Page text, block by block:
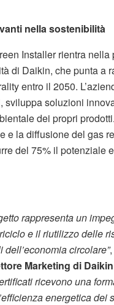
nella sostenibilità
Installer rientra
di Daikin, che punta a
entro il 2050.
sviluppa soluzioni
dei propri
e la diffusione del gas
del 75% il potenziale
rappresenta un
e il riutilizzo delle
dell’economia circolare”
Marketing di
ricevono una
energetica dei